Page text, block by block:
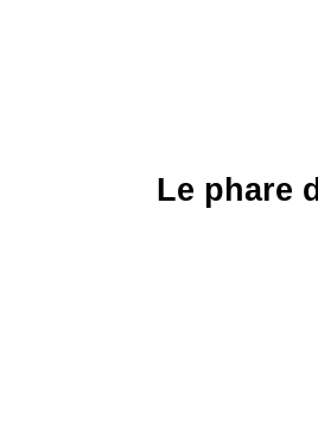
Le phare